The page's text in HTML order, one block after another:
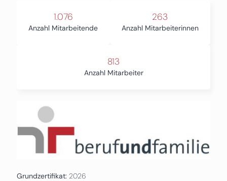
1.076
Anzahl Mitarbeitende
263
Anzahl Mitarbeiterinnen
813
Anzahl Mitarbeiter
Grundzertifikat: 2026